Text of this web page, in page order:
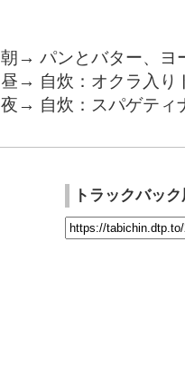
朝→ パンとバター、ヨ
昼→ 自炊：オクラ入り
夜→ 自炊：スパゲティ
トラックバッ